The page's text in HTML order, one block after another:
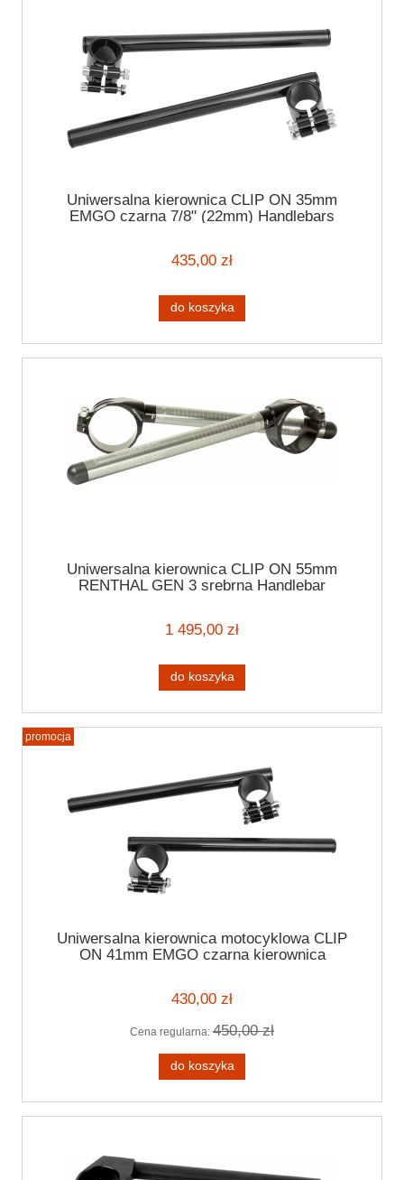
Uniwersalna kierownica CLIP ON 35mm
EMGO czarna 7/8" (22mm) Handlebars
435,00 zł
do koszyka
Uniwersalna kierownica CLIP ON 55mm
RENTHAL GEN 3 srebrna Handlebar
1 495,00 zł
do koszyka
Uniwersalna kierownica motocyklowa CLIP
ON 41mm EMGO czarna kierownica
430,00 zł
Cena regularna: 450,00 zł
do koszyka
promocja